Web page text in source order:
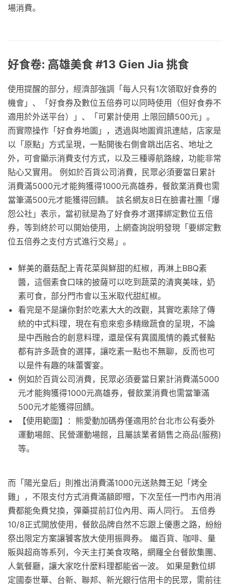
場消費。
好食卷: 高雄美食 #13 Gien Jia 挑食
使用提醒的部分，經濟部強調「每人只有1次領取好食券的
機會」、「好食券及數位五倍券可以同時使用（但好食券不
適用於外送平台）」、「可累計使用 上限回饋500元」。
而實際操作「好食券地圖」，透過與地圖資訊連結，店家是
以「原點」方式呈現，一點開後右側會跳出店名、地址之
外，可會顯示消費支付方式，以及三種導航路線，功能非常
貼心又實用。 例如於百貨公司消費，民眾必須要當日累計
消費滿5000元才能夠獲得1000元高雄券，餐飲業消費也需
當筆滿500元才能獲得回饋。 該名網友8日在臉書社團「爆
怨公社」表示，當初就是為了好食券才選擇綁定數位五倍
券，等到終於可以開始使用，上網查詢說明發現「要綁定數
位五倍券之支付方式進行交易」。
鮮美的蘑菇配上青花菜與鮮甜的紅椒，再淋上BBQ素
醬，這個素食口味的披薩可以吃到蔬菜的清爽美味，奶
素可食，部分門市會以玉米取代甜紅椒。
看完是不是讓你對於吃素大大的改觀，其實吃素除了傳
統的中式料理，現在有愈來愈多精緻蔬食的呈現，不論
是中西融合的創意料理，還是保有異國風情的義式餐點
都有許多蔬食的選擇，讓吃素一點也不無聊，反而也可
以是件有趣的味蕾饗宴。
例如於百貨公司消費，民眾必須要當日累計消費滿5000
元才能夠獲得1000元高雄券，餐飲業消費也需當筆滿
500元才能獲得回饋。
【使用範圍】：熊愛動加碼券僅適用於台北市公有委外
運動場館、民營運動場館，且屬該業者銷售之商品(服務)
等。
而「陽光皇后」則推出消費滿1000元送熱舞王妃「烤全
雞」，不限支付方式消費滿額即贈，下次至任一門市內用消
費都能免費兌換，彈藥提前訂位內用、兩人同行。 五倍券
10/8正式開放使用，餐飲品牌自然不忘跟上優惠之路，紛紛
祭出限定方案讓饕客放大使用振興券。 繼百貨、咖啡、量
販與超商等系列，今天主打美食攻略，網羅全台餐飲集團、
人氣餐廳，讓大家吃什麼料理都能省一波。 如果是數位綁
定國泰世華、台新、聯邦、新光銀行信用卡的民眾，需前往